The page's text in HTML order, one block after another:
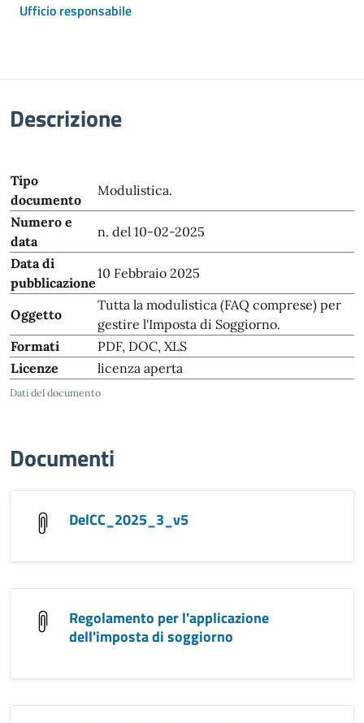
Ufficio responsabile
Descrizione
Dati del documento
Tipo
documento
Modulistica.
Numero e
data
n. del 10-02-2025
Data di
pubblicazione
10 Febbraio 2025
Oggetto
Tutta la modulistica (FAQ comprese) per
gestire l'Imposta di Soggiorno.
Formati
PDF, DOC, XLS
Licenze
licenza aperta
Documenti
DelCC_2025_3_v5
Regolamento per l'applicazione
dell'imposta di soggiorno